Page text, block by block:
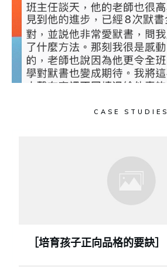
CASE STUDIES
［培育孩子正向品格的要訣］